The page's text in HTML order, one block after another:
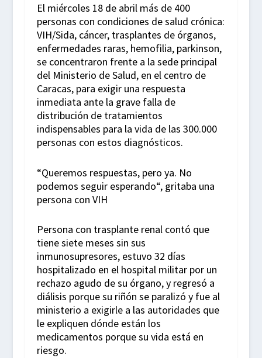
El miércoles 18 de abril más de 400
personas con condiciones de salud crónica:
VIH/Sida, cáncer, trasplantes de órganos,
enfermedades raras, hemofilia, parkinson,
se concentraron frente a la sede principal
del Ministerio de Salud, en el centro de
Caracas, para exigir una respuesta
inmediata ante la grave falla de
distribución de tratamientos
indispensables para la vida de las 300.000
personas con estos diagnósticos.
“Queremos respuestas, pero ya. No
podemos seguir esperando“, gritaba una
persona con VIH
Persona con trasplante renal contó que
tiene siete meses sin sus
inmunosupresores, estuvo 32 días
hospitalizado en el hospital militar por un
rechazo agudo de su órgano, y regresó a
diálisis porque su riñón se paralizó y fue al
ministerio a exigirle a las autoridades que
le expliquen dónde están los
medicamentos porque su vida está en
riesgo.